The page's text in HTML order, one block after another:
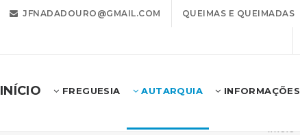
JFNADADOURO@GMAIL.COM QUEIMAS E QUEIMADAS
INÍCIO FREGUESIA AUTARQUIA INFORMAÇÕES